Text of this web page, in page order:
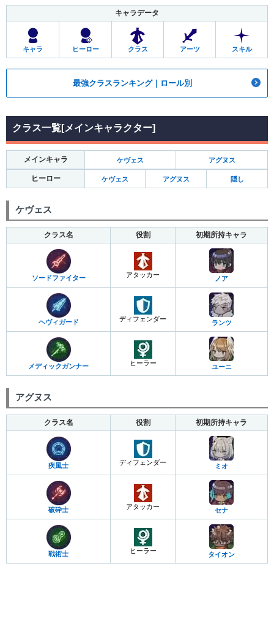
キャラデータ
キャラ ヒーロー クラス アーツ スキル
最強クラスランキング｜ロール別
クラス一覧[メインキャラクター]
メインキャラ ケヴェス アグヌス
ヒーロー ケヴェス アグヌス 隠し
ケヴェス
クラス名 役割 初期所持キャラ
ソードファイター アタッカー ノア
ヘヴィガード ディフェンダー ランツ
メディックガンナー ヒーラー ユーニ
アグヌス
クラス名 役割 初期所持キャラ
疾風士 ディフェンダー ミオ
破砕士 アタッカー セナ
戦術士 ヒーラー タイオン